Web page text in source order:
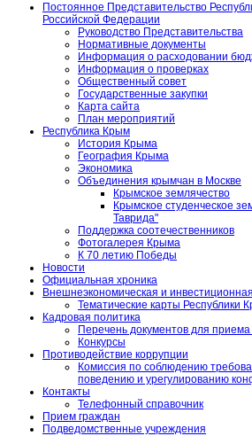
Постоянное Представительство
Российской Федерации
Руководство Представительства
Нормативные документы
Информация о расходовании
Информация о проверках
Общественный совет
Государственные закупки
Карта сайта
План мероприятий
Республика Крым
История Крыма
География Крыма
Экономика
Объединения крымчан в Москве
Крымское землячество
Крымское студенческое
Таврида"
Поддержка соотечественников
Фотогалерея Крыма
К 70 летию Победы
Новости
Официальная хроника
Внешнеэкономическая и
Тематические карты Республики
Кадровая политика
Перечень документов для
Конкурсы
Противодействие коррупции
Комиссия по соблюдению
поведению и урегулированию
Контакты
Телефонный справочник
Прием граждан
Подведомственные учреждения